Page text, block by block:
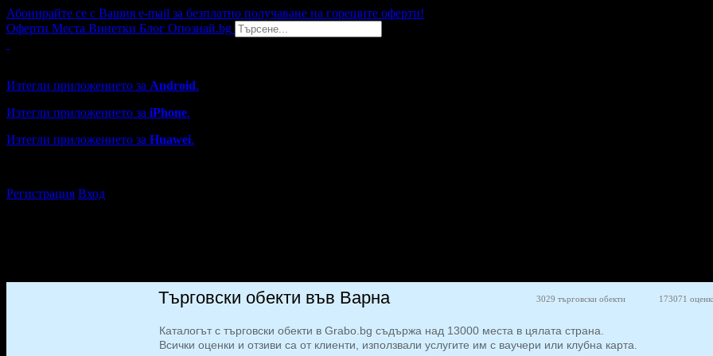
Абонирайте се с Вашия e-mail за безплатно получаване на горещите оферти!
Оферти Места Винетки Блог Опознай.bg
Изтегли приложението за Android.
Изтегли приложението за iPhone.
Изтегли приложението за Huawei.
Регистрация Вход
Търговски обекти във Варна
Каталогът с търговски обекти в Grabo.bg съдържа над 13000 места в цялата страна.
Всички оценки и отзиви са от клиенти, използвали услугите им с ваучери или клубна карта.
3029 търговски обекти 173071